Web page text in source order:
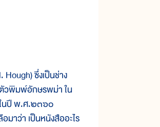
ซึ่งเป็นช่าง
วพิมพ์อักษรพม่า ใน
นปี พ.ศ.๒๓๖๐
าว่า เป็นหนังสืออะไร